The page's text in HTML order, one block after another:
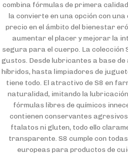
combina fórmulas de primera
la convierte en una opción con
precio en el ámbito del bienestar
aumentar el placer y mejorar la
segura para el cuerpo. La colección
gustos. Desde lubricantes a base
híbridos, hasta limpiadores de
tiene todo. El atractivo de S8 en
naturalidad, imitando la
fórmulas libres de químicos
contienen conservantes
ftalatos ni gluten, todo ello
transparente. S8 cumple con
europeas para productos de